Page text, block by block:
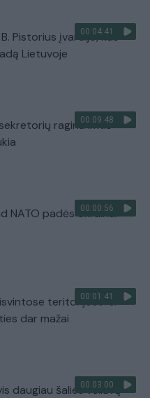
00:04:41
Pistorius įvardijo, kas
Lietuvoje
00:09:48
ragina imtis
00:00:56
NATO padės Ukrainai
00:01:41
teritorijose: J.
dar mažai
00:03:00
daugiau šalies vėliavų